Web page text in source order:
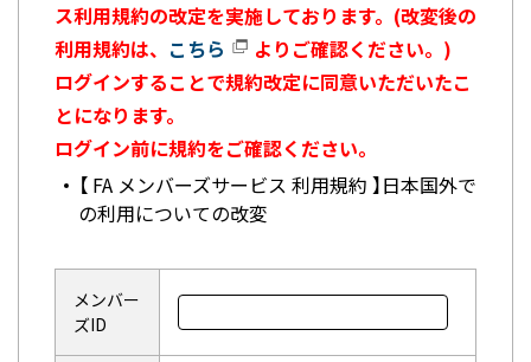
ス利用規約の改定を実施しております。(改変後の
利用規約は、 こちら
よりご確認ください。)
ログインすることで規約改定に同意いただいたこ
とになります。
ログイン前に規約をご確認ください。
【 FA メンバーズサービス 利用規約 】日本国外で
の利用についての改変
メンバー
ズID